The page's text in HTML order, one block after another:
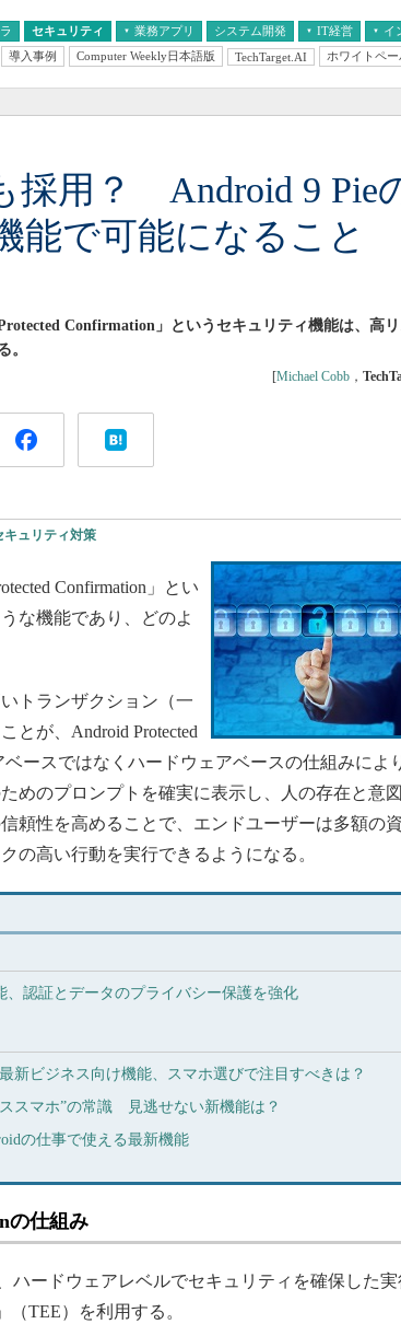
セキュリティ 業務アプリ
AI
システム開発 IT経営
経営とIT
イ
医療IT
導入事例 Computer Weekly日本語版 TechTarget.AI ホワイトペー
採用？ Android 9 Pie
能で可能になること
Confirmation」というセキュリティ機能は、高
。
[Michael Cobb ，
キュリティ対策
Confirmation」とい
な機能であり、どのよ
トランザクション（一
とが、Android Protected
ースではなくハードウェアベースの仕組みによ
めのプロンプトを確実に表示し、人の存在と意
頼性を高めることで、エンドユーザーは多額の
の高い行動を実行できるようになる。
、認証とデータのプライバシー保護を強化
新ビジネス向け機能、スマホ選びで注目すべきは？
スマホ”の常識 見逃せない新機能は？
の仕事で使える最新機能
の仕組み
ハードウェアレベルでセキュリティを確保した実
（TEE）を利用する。